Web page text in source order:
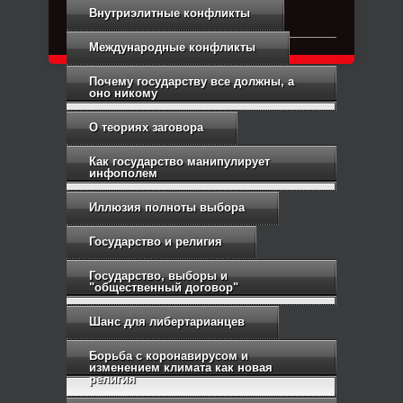
Внутриэлитные конфликты
Международные конфликты
Почему государству все должны, а
оно никому
О теориях заговора
Как государство манипулирует
инфополем
Иллюзия полноты выбора
Государство и религия
Государство, выборы и
"общественный договор"
Шанс для либертарианцев
Борьба с коронавирусом и
изменением климата как новая
религия
Связь с администрацией